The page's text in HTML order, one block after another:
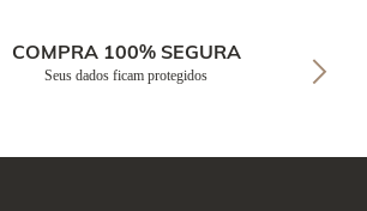
COMPRA 100% SEGURA
Seus dados ficam protegidos